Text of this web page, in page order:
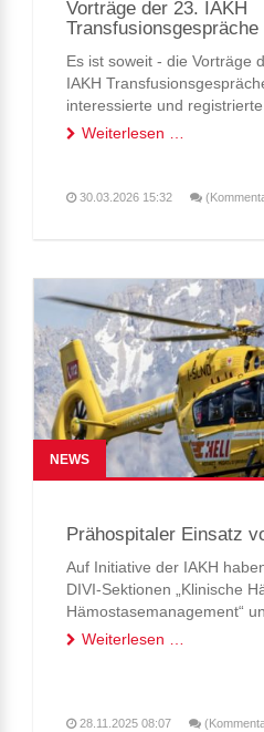
Vorträge der 23. IAKH
Transfusionsgespräche
Es ist soweit - die Vorträge
IAKH
interessierte und
Download bereit!!
Weiterlesen …
30.03.2026 15:32
NEWS
Prähospitaler Einsatz
Auf Initiative der IAKH
DIVI-Sektionen „Klinische
Hämostasemanagement“
und Hamsen in einem
Weiterlesen …
28.11.2025 08:07